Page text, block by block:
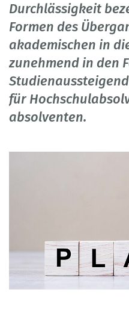
Durchlässigkeit
Formen des
akademischen in
zunehmend in den
für
absolventen.